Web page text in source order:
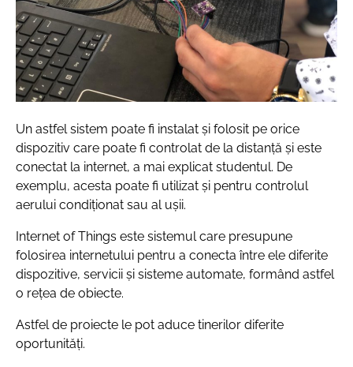
Un astfel sistem poate fi instalat și folosit pe orice
dispozitiv care poate fi controlat de la distanță și este
conectat la internet, a mai explicat studentul. De
exemplu, acesta poate fi utilizat și pentru controlul
aerului condiționat sau al ușii.
Internet of Things este sistemul care presupune
folosirea internetului pentru a conecta între ele diferite
dispozitive, servicii și sisteme automate, formând astfel
o rețea de obiecte.
Astfel de proiecte le pot aduce tinerilor diferite
oportunități.